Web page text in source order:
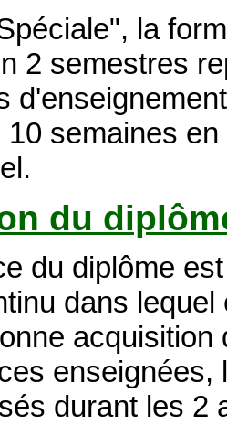
la
2 semestres
10 semaines en
du
du diplôme
dans lequel
acquisition
enseignées,
durant les 2